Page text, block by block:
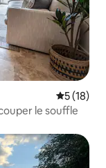
5 (18)
le souffle